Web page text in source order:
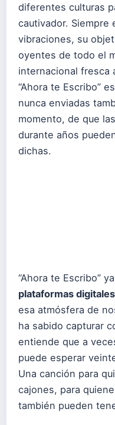
diferentes culturas
cautivador. Siempre
vibraciones, su
oyentes de todo el
internacional fresca
“Ahora te Escribo”
nunca enviadas
momento, de que
durante años
dichas.
“Ahora te Escribo”
plataformas digitales
esa atmósfera de
ha sabido capturar
entiende que a
puede esperar
Una canción para
cajones, para
también pueden